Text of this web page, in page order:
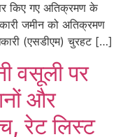
किए गए अतिक्रमण के
जमीन को अतिक्रमण
(एसडीएम) चुरहट […]
वसूली पर
और
रेट लिस्ट